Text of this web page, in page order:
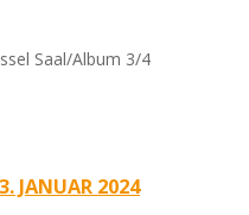
Saal/Album 3/4
JANUAR 2024